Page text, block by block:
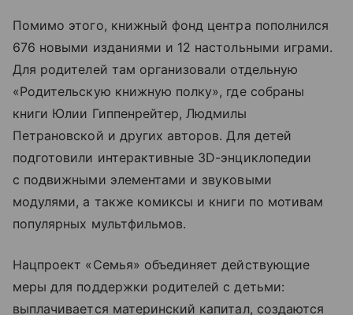
Помимо этого, книжный фонд центра пополнился
676 новыми изданиями и 12 настольными играми.
Для родителей там организовали отдельную
«Родительскую книжную полку», где собраны
книги Юлии Гиппенрейтер, Людмилы
Петрановской и других авторов. Для детей
подготовили интерактивные 3D-энциклопедии
с подвижными элементами и звуковыми
модулями, а также комиксы и книги по мотивам
популярных мультфильмов.
Нацпроект «Семья» объединяет действующие
меры для поддержки родителей с детьми:
выплачивается материнский капитал, создаются